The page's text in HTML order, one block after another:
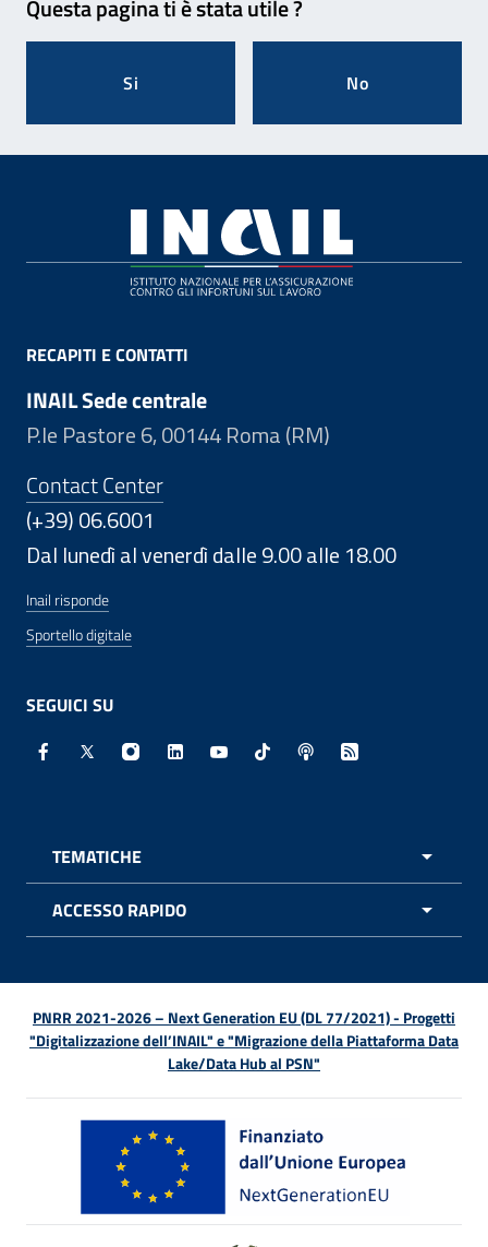
Questa pagina ti è stata utile ?
Si No
RECAPITI E CONTATTI
INAIL Sede centrale
P.le Pastore 6, 00144 Roma (RM)
Contact Center
(+39) 06.6001
Dal lunedì al venerdì dalle 9.00 alle 18.00
Inail risponde
Sportello digitale
SEGUICI SU
Facebook - Sito esterno - Apertura in nuova finestra
X - Sito esterno - Apertura in nuova finestra
Instagram - Sito esterno - Apertura in
Linkedin - Sito esterno - Apertura in
Youtube - Sito esterno -
TikTok - Sito esterno -
Spreaker - Sito
Feed RSS -
TEMATICHE
ACCESSO RAPIDO
PNRR 2021-2026 – Next Generation EU (DL 77/2021) - Progetti
"Digitalizzazione dell’INAIL" e "Migrazione della Piattaforma Data
Lake/Data Hub al PSN"